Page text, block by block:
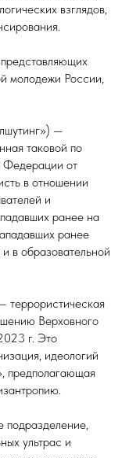
взглядов,
молодежи России,
—
таковой по
Федерации от
в отношении
и
ранее на
ранее
в образовательной
террористическая
Верховного
г. Это
идеологий
предполагающая
ультрас и